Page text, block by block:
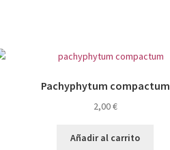
Pachyphytum compactum
2,00€
Añadir al carrito